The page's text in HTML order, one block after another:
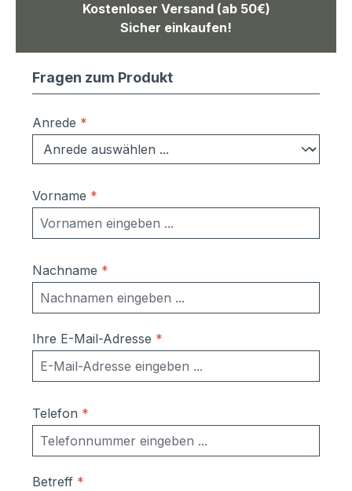
Kostenloser Versand (ab 50€)
Sicher einkaufen!
Fragen zum Produkt
Anrede *
Vorname *
Nachname *
Ihre E-Mail-Adresse *
Telefon *
Betreff *